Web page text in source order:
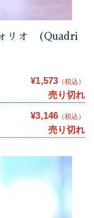
リオ (Quadri
¥1,573 （税込）
売り切れ
¥3,146 （税込）
売り切れ